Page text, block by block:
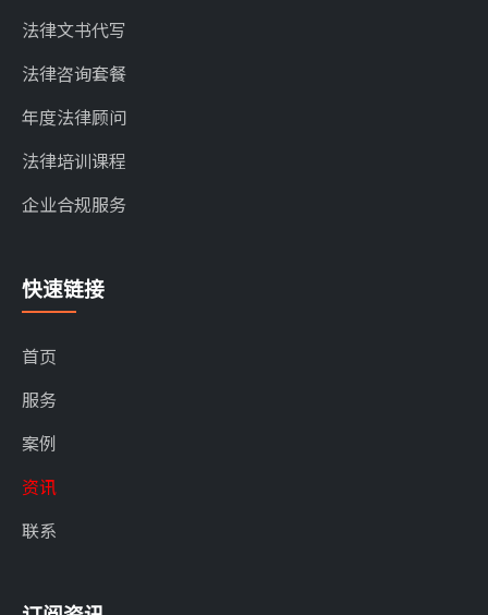
法律文书代写
法律咨询套餐
年度法律顾问
法律培训课程
企业合规服务
快速链接
首页
服务
案例
资讯
联系